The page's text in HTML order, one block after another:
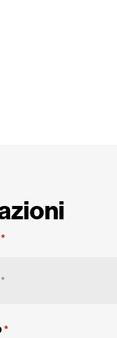
*
*